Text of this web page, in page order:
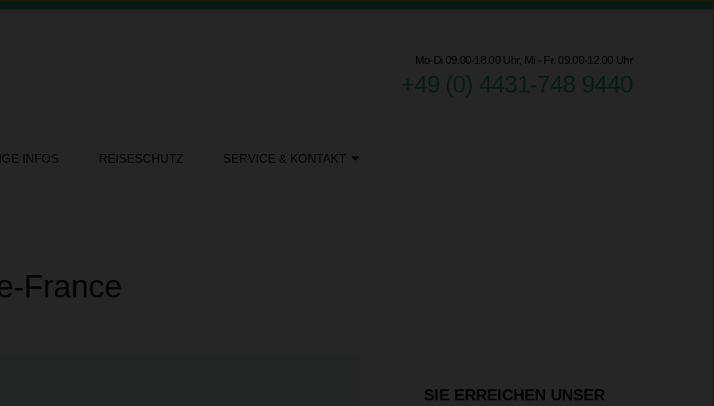
Mo-Di 09.00-18.00 Uhr, Mi - Fr. 09.00-12.00 Uhr
+49 (0) 4431-748 9440
INFOS REISESCHUTZ SERVICE & KONTAKT
France
SIE ERREICHEN UNSER